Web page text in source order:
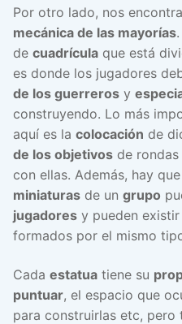
Por otro lado, nos
mecánica de las mayorías
de cuadrícula que está
es donde los jugadores
de los guerreros y
construyendo. Lo más
aquí es la colocación de
de los objetivos de
con ellas. Además, hay
miniaturas de un grupo
jugadores y pueden
formados por el mismo
Cada estatua tiene su
puntuar, el espacio que
para construirlas etc, pero